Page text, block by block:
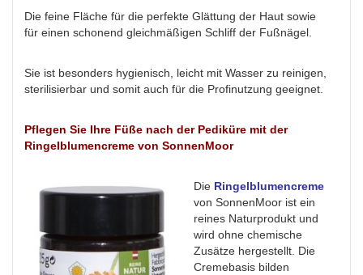
Die feine Fläche für die perfekte Glättung der Haut sowie
für einen schonend gleichmäßigen Schliff der Fußnägel.
Sie ist besonders hygienisch, leicht mit Wasser zu reinigen,
sterilisierbar und somit auch für die Profinutzung geeignet.
Pflegen Sie Ihre Füße nach der Pediküre mit der
Ringelblumencreme von SonnenMoor
Die Ringelblumencreme
von SonnenMoor ist ein
reines Naturprodukt und
wird ohne chemische
Zusätze hergestellt. Die
Cremebasis bilden